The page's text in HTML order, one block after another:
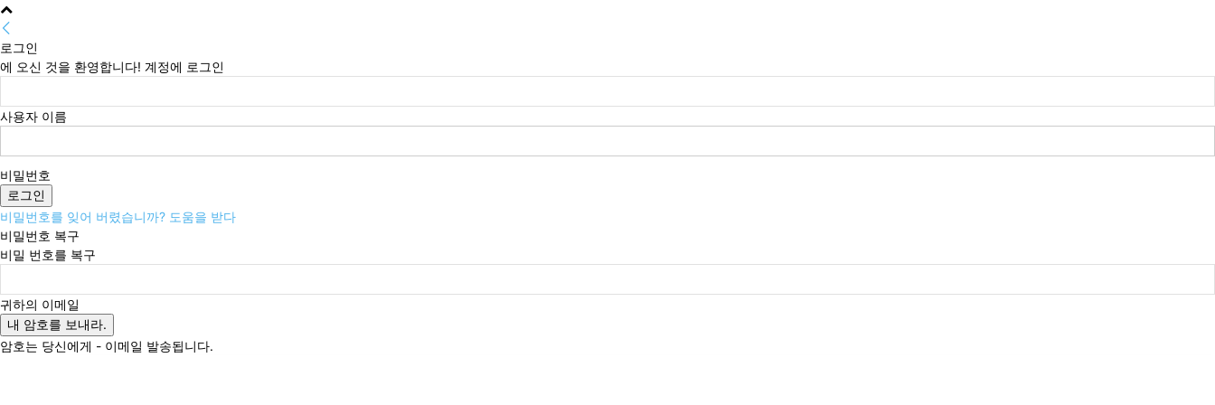
로그인
에 오신 것을 환영합니다! 계정에 로그인
사용자 이름
비밀번호
비밀번호를 잊어 버렸습니까? 도움을 받다
비밀번호 복구
비밀 번호를 복구
귀하의 이메일
암호는 당신에게 - 이메일 발송됩니다.